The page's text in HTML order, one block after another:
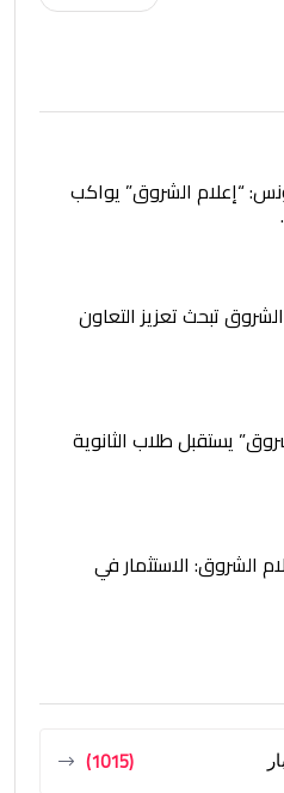
“إعلام الشروق” يواكب
تبحث تعزيز التعاون
يستقبل طلاب الثانوية
الشروق: الاستثمار في
(1015)